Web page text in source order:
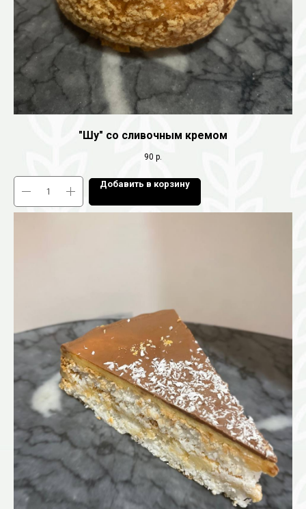
"Шу" со сливочным кремом
90 р.
Добавить в корзину